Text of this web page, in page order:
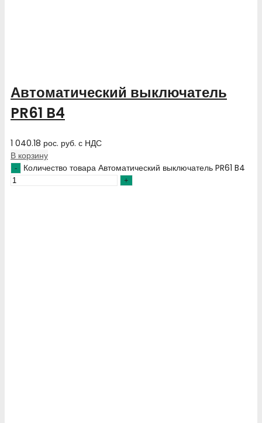
Автоматический выключатель
PR61 B4
1 040.18 рос. руб. с НДС
В корзину
Количество товара Автоматический выключатель PR61 B4